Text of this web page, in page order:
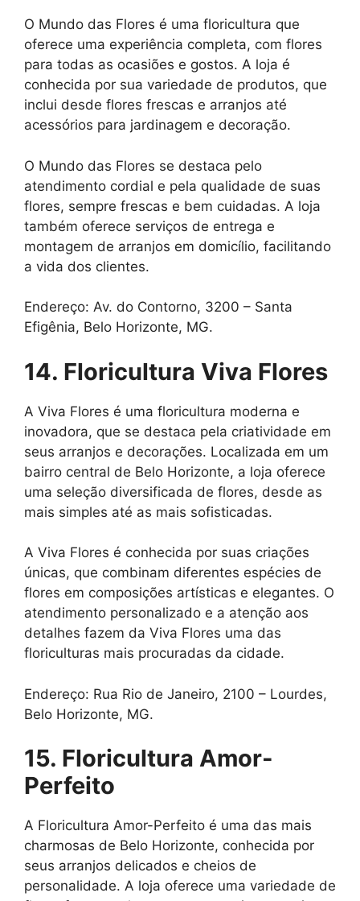
O Mundo das Flores é uma floricultura que
oferece uma experiência completa, com flores
para todas as ocasiões e gostos. A loja é
conhecida por sua variedade de produtos, que
inclui desde flores frescas e arranjos até
acessórios para jardinagem e decoração.
O Mundo das Flores se destaca pelo
atendimento cordial e pela qualidade de suas
flores, sempre frescas e bem cuidadas. A loja
também oferece serviços de entrega e
montagem de arranjos em domicílio, facilitando
a vida dos clientes.
Endereço: Av. do Contorno, 3200 – Santa
Efigênia, Belo Horizonte, MG.
14. Floricultura Viva Flores
A Viva Flores é uma floricultura moderna e
inovadora, que se destaca pela criatividade em
seus arranjos e decorações. Localizada em um
bairro central de Belo Horizonte, a loja oferece
uma seleção diversificada de flores, desde as
mais simples até as mais sofisticadas.
A Viva Flores é conhecida por suas criações
únicas, que combinam diferentes espécies de
flores em composições artísticas e elegantes. O
atendimento personalizado e a atenção aos
detalhes fazem da Viva Flores uma das
floriculturas mais procuradas da cidade.
Endereço: Rua Rio de Janeiro, 2100 – Lourdes,
Belo Horizonte, MG.
15. Floricultura Amor-
Perfeito
A Floricultura Amor-Perfeito é uma das mais
charmosas de Belo Horizonte, conhecida por
seus arranjos delicados e cheios de
personalidade. A loja oferece uma variedade de